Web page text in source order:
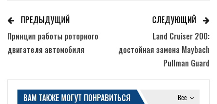
ПРЕДЫДУЩИЙ
Принцип работы роторного
двигателя автомобиля
СЛЕДУЮЩИЙ
Land Cruiser 200:
достойная замена Maybach
Pullman Guard
Все
ВАМ ТАКЖЕ МОГУТ ПОНРАВИТЬСЯ